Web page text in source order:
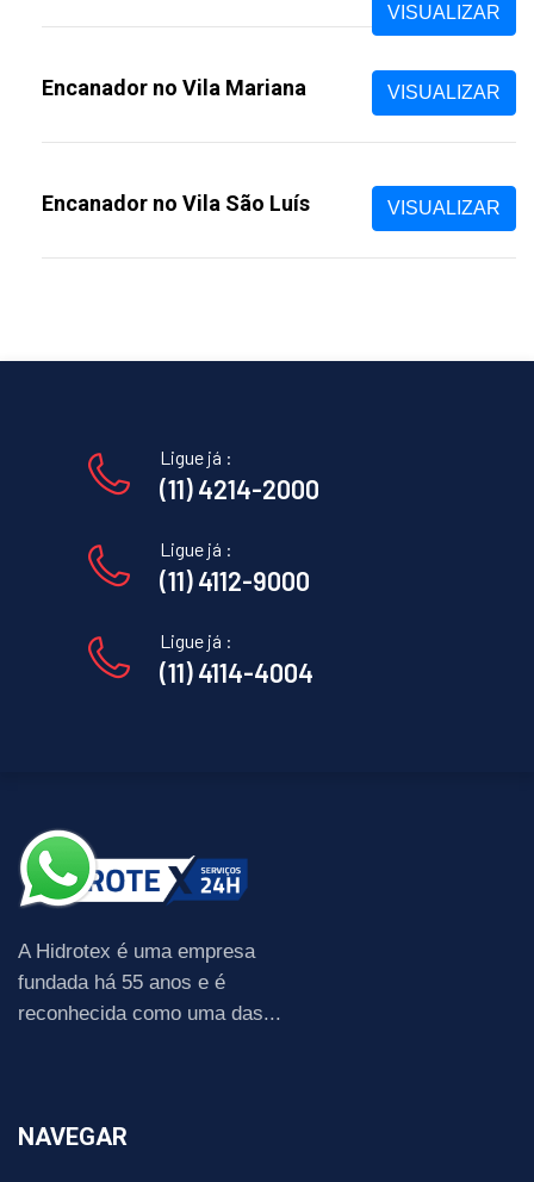
VISUALIZAR
Encanador no Vila Mariana VISUALIZAR
Encanador no Vila São Luís VISUALIZAR
Ligue já :
(11) 4214-2000
Ligue já :
(11) 4112-9000
Ligue já :
(11) 4114-4004
A Hidrotex é uma empresa
fundada há 55 anos e é
reconhecida como uma das...
NAVEGAR